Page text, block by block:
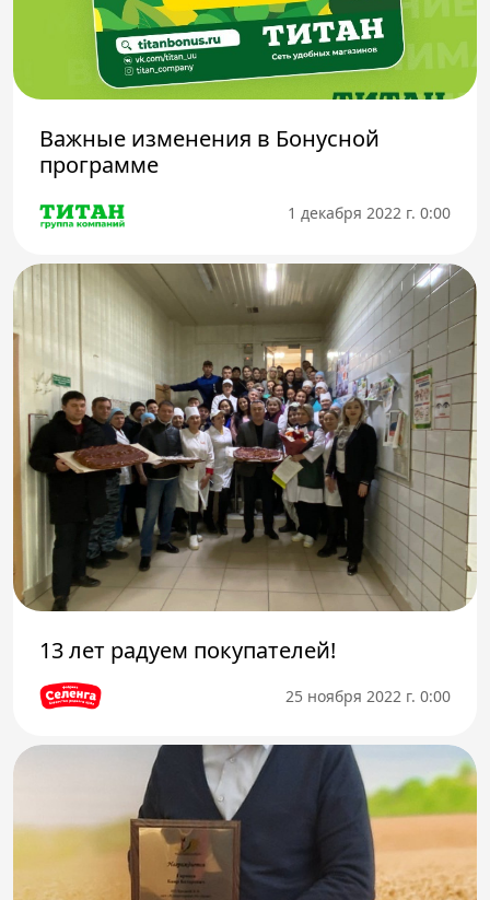
Важные изменения в Бонусной
программе
1 декабря 2022 г. 0:00
13 лет радуем покупателей!
25 ноября 2022 г. 0:00